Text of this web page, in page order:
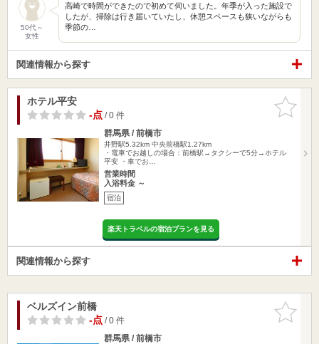
50代～
女性
高崎で時間ができたので初めて伺いました。年季が入った施設で
したが、掃除は行き届いていたし、休憩スペースも狭いながらも
季節の…
関連情報から探す
お気に入
りに追加
ホテル平安
-点/ 0 件
群馬県 / 前橋市
井野駅5.32km 中央前橋駅1.27km
・電車でお越しの場合：前橋駅→タクシーで5分→ホテル
平安 ・車でお…
営業時間
入浴料金 ～
宿泊
楽天トラベルの宿泊プランを見る
関連情報から探す
お気に入
りに追加
ベルズイン前橋
-点/ 0 件
群馬県 / 前橋市